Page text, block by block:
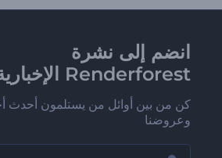
انضم إلى نشرة
Renderforest الإخبارية
كن من بين أوائل من يستلمون أحدث
وعروضنا